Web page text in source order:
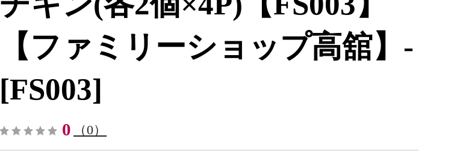
【ファミリーショップ高舘】-
[FS003]
0 （0）